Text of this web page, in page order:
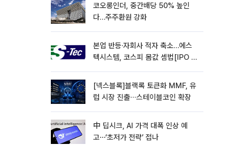
코오롱인더, 중간배당 50% 높인
다…주주환원 강화
본업 반등·자회사 적자 축소…에스
텍시스템, 코스피 몸값 셈법[IPO 엑
[넥스블록]블랙록 토큰화 MMF, 유
럽 시장 진출∙∙∙스테이블코인 확장
中 딥시크, AI 가격 대폭 인상 예
고⋯‘초저가 전략’ 접나